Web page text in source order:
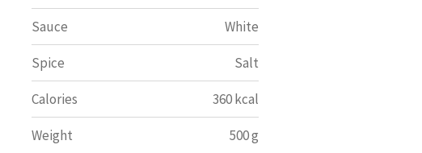
Sauce White
Spice Salt
Calories 360 kcal
Weight 500 g